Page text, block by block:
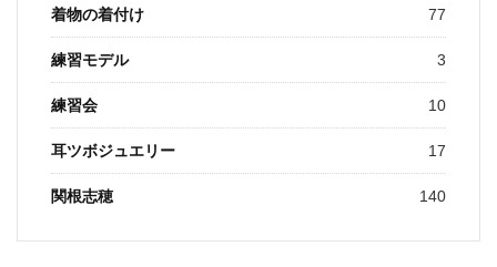
着物の着付け 77
練習モデル 3
練習会 10
耳ツボジュエリー 17
関根志穂 140